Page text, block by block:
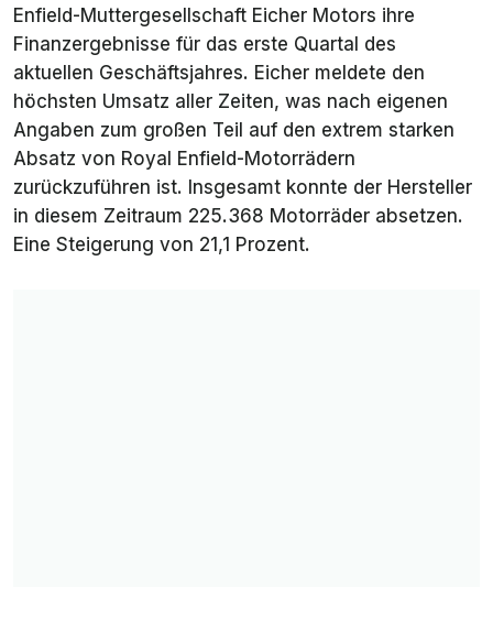
Enfield-Muttergesellschaft Eicher Motors ihre
Finanzergebnisse für das erste Quartal des
aktuellen Geschäftsjahres. Eicher meldete den
höchsten Umsatz aller Zeiten, was nach eigenen
Angaben zum großen Teil auf den extrem starken
Absatz von Royal Enfield-Motorrädern
zurückzuführen ist. Insgesamt konnte der Hersteller
in diesem Zeitraum 225.368 Motorräder absetzen.
Eine Steigerung von 21,1 Prozent.